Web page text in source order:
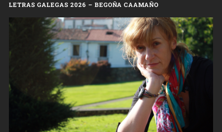
LETRAS GALEGAS 2026 – BEGOÑA CAAMAÑO